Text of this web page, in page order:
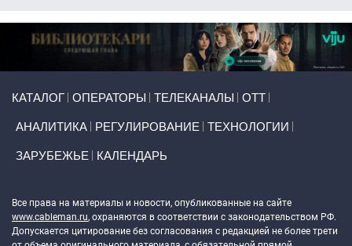
КАТАЛОГ ОПЕРАТОРЫ ТЕЛЕКАНАЛЫ ОТТ
АНАЛИТИКА РЕГУЛИРОВАНИЕ ТЕХНОЛОГИИ
ЗАРУБЕЖЬЕ КАЛЕНДАРЬ
Все права на материалы и новости, опубликованные на сайте
www.cableman.ru, охраняются в соответствии с законодательством РФ.
Допускается цитирование без согласования с редакцией не более трети